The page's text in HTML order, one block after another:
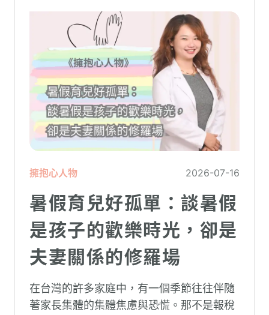
擁抱心人物 2026-07-16
暑假育兒好孤單：談暑假
是孩子的歡樂時光，卻是
夫妻關係的修羅場
在台灣的許多家庭中，有一個季節往往伴隨
著家長集體的集體焦慮與恐慌。那不是報稅